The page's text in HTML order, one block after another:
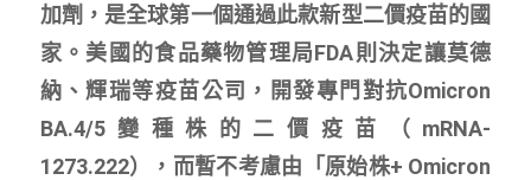
加劑，是全球第一個通過此款新型二價疫苗的國
家。美國的食品藥物管理局FDA則決定讓莫德
納、輝瑞等疫苗公司，開發專門對抗Omicron
BA.4/5變種株的二價疫苗（mRNA-
1273.222），而暫不考慮由「原始株+ Omicron